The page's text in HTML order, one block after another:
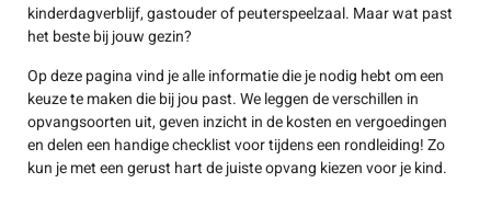
kinderdagverblijf, gastouder of peuterspeelzaal. Maar wat past
het beste bij jouw gezin?
Op deze pagina vind je alle informatie die je nodig hebt om een
keuze te maken die bij jou past. We leggen de verschillen in
opvangsoorten uit, geven inzicht in de kosten en vergoedingen
en delen een handige checklist voor tijdens een rondleiding! Zo
kun je met een gerust hart de juiste opvang kiezen voor je kind.